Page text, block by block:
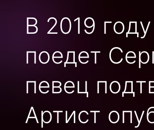
В 2019
поедет
певец
Артист